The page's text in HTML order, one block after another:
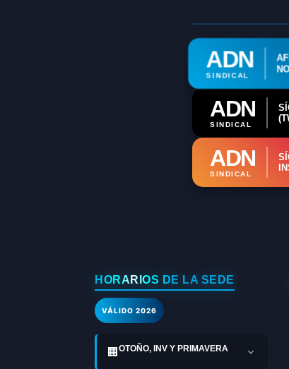
ADN
SINDICAL
ADN
SINDICAL
ADN
SINDICAL
HORARIOS DE LA SEDE
VÁLIDO 2026
🏢OTOÑO, INV Y PRIMAVERA